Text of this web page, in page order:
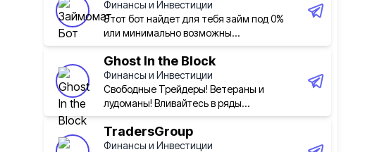
Финансы и Инвестиции
Этот бот найдет для тебя займ под 0%
или минимально возможны...
Ghost In the Block
Финансы и Инвестиции
Свободные Трейдеры! Ветераны и
лудоманы! Вливайтесь в ряды...
TradersGroup
Финансы и Инвестиции